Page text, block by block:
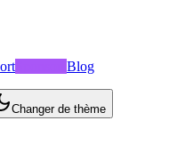
Blog
Changer de thème